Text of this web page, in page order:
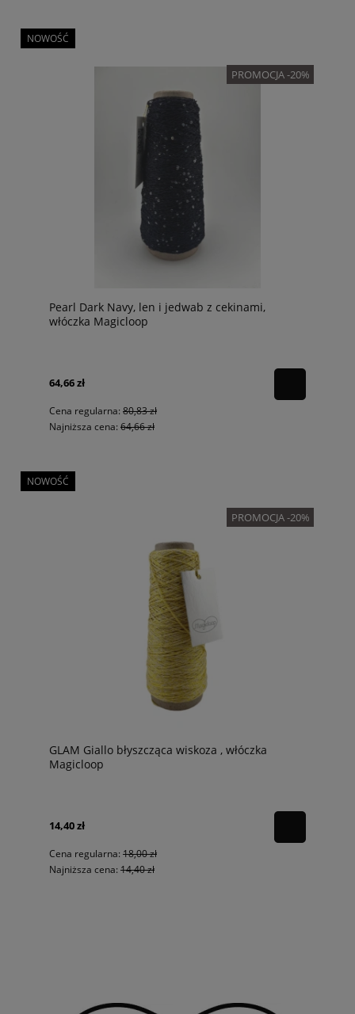
PROMOCJA -20%
Pearl Dark Navy, len i jedwab z cekinami,
włóczka Magicloop
64,66 zł
Cena regularna: 80,83 zł
Najniższa cena: 64,66 zł
NOWOŚĆ
PROMOCJA -20%
GLAM Giallo błyszcząca wiskoza , włóczka
Magicloop
14,40 zł
Cena regularna: 18,00 zł
Najniższa cena: 14,40 zł
NOWOŚĆ